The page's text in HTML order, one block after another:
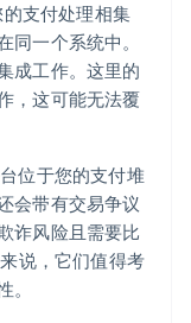
支付处理相集
一个系统中。
成工作。这里的
，这可能无法覆
位于您的支付堆
会带有交易争议
诈风险且需要比
说，它们值得考